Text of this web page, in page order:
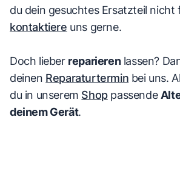
du dein gesuchtes Ersatzteil nicht
kontaktiere uns gerne.
Doch lieber reparierenlassen?
deinen Reparaturtermin bei uns.
du in unserem Shoppassende
deinem Gerät.